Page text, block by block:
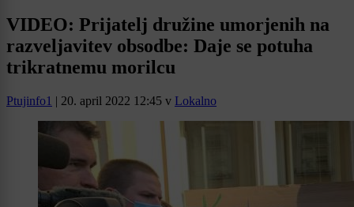
VIDEO: Prijatelj družine umorjenih na
razveljavitev obsodbe: Daje se potuha
trikratnemu morilcu
Ptujinfo1 | 20. april 2022 12:45 v Lokalno